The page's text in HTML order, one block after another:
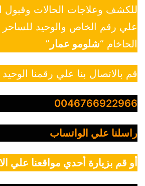
للكشف وعلاجات الحالات وقبول
علي رقم الخاص والوحيد للساحر
الحاخام “شلومو عمار ”
قم بالاتصال بنا علي رقمنا الوحيد
0046766922966
راسلنا علي الواتساب
أو قم بزيارة أحدي مواقعنا علي